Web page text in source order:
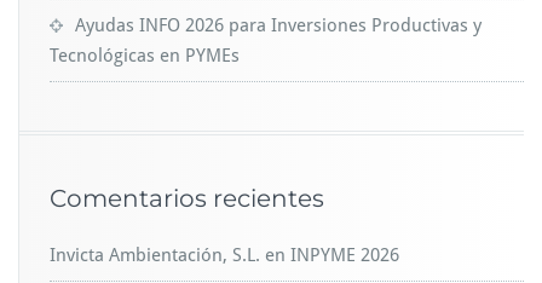
Ayudas INFO 2026 para Inversiones Productivas y
Tecnológicas en PYMEs
Comentarios recientes
Invicta Ambientación, S.L. en INPYME 2026